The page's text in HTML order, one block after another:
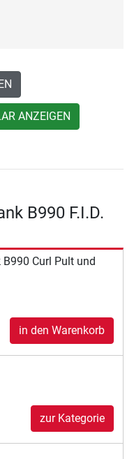
ANZEIGEN
B990 F.I.D.
Curl Pult und
in den Warenkorb
zur Kategorie